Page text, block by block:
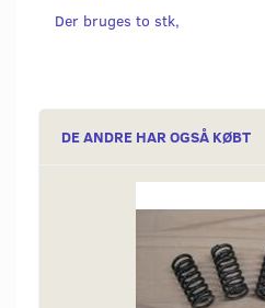
Der bruges to stk,
DE ANDRE HAR OGSÅ KØBT